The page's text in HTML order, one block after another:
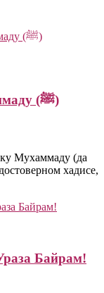
Хадис о любви к Пророку Мухаммаду (ﷺ)
Мухаммаду (да
хадисе,
Байрам!